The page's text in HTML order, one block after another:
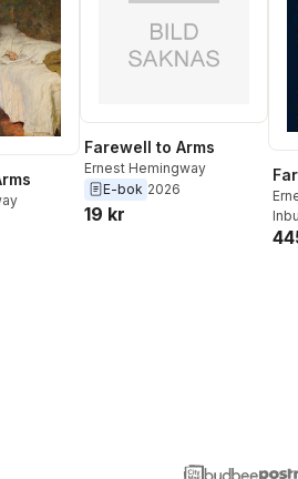
Totalt antal röster:
Farewell to Arms
Ernest Hemingway
E-bok 2026
19 kr